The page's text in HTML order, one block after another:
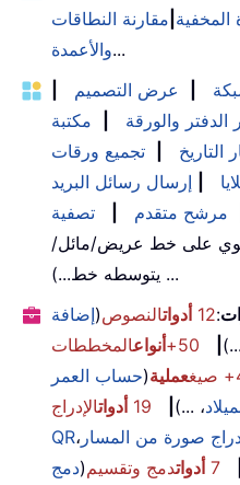
المخفية مقارنة النطاقات
والأعمدة...
عرض التصميم
الدفتر والورقة
مكتبة
التاريخ
تجميع ورقات
إرسال رسائل البريد
مرشح متقدم
تصفية
على خط عريض/مائل/
يتوسطه خط...) ...
:
12 أدواتالنصوص(إضافة
50+ أنواعالمخططات
عملية(حساب العمر
، ...) 19 أدواتالإدراج
QR، صورة من المسار
7 أدواتدمج وتقسيم (دمج